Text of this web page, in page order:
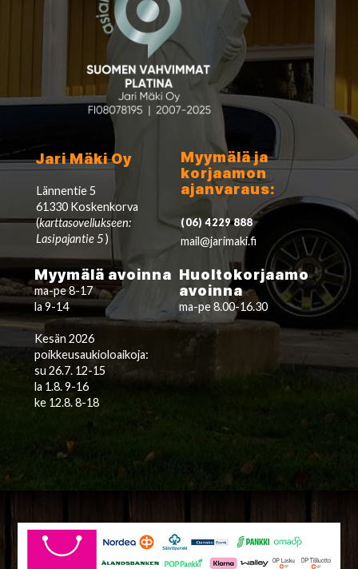
Jari Mäki Oy
Lännentie 5
61330 Koskenkorva
(karttasovellukseen:
Lasipajantie 5)
Myymälä ja
korjaamon
ajanvaraus:
(06) 4229 888
mail@jarimaki.fi
Myymälä avoinna
ma-pe 8-17
la 9-14
Kesän 2026
poikkeusaukioloaikoja:
su 26.7. 12-15
la 1.8. 9-16
ke 12.8. 8-18
Huoltokorjaamo
avoinna
ma-pe 8.00-16.30